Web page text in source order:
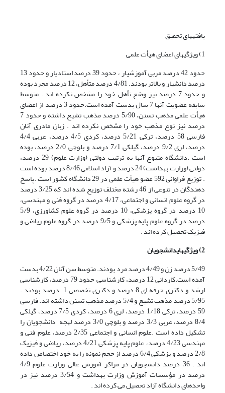
یافته­های تحقیق
1) ویژگی­های اعضای هیأت علمی
حدود 42 درصد مربی آموزشیار ، حدود 39 درصد استادیار و حدود 13
درصد دانشیار و بالاتر بودند. 4/81 درصد متأهل، 12 درصد مجرد بوده
و حدود 7 درصد نیز وضع تأهل خود را مشخص نکرده اند . متوسط
سابقه عضویت آنها 7 سال بدست آمده است.حدود 3 درصد از اعضای
هیأت علمی مذهب تسنن، 5/90 درصد مذهب تشیع داشته و حدود 7
درصد نیز نوع مذهب خود را مشخص نکرده اند . زبان مادری آنان
فارسی 58 درصد، ترکی 5/21 درصد، کردی 4/5 درصد، عربی 4/4
درصد، لری 9/2 درصد، گیلکی 7/1 درصد و بلوچی 2/0 درصد، بوده
است .دانشگاه متبوع آنها به ترتیب دولتی (وزارت علوم) 29 درصد،
دولتی (وزارت بهداشت) 24 درصد و آزاد اسلامی 8/46 درصد بوده است
. توزیع فراوانی 592 عضو هیأت علمی در 29 دانشگاه کشور است .پاسخ
دهندگان در تنوعی از 46 رشته مختلف توزیع شده اند که 3/25 درصد
در گروه علوم انسانی و اجتماعی، 4/17 درصد در گروه فنی و مهندسی،
10 درصد در گروه پزشکی، 10 درصد در گروه علوم کشاورزی، 5/9
درصد در گروه علوم پایه پزشکی و 9/5 درصد در گروه علوم ریاضی و
فیزیک تحصیل کرده اند .
2) ویژگیهایدانشجویان
5/49 درصد زن و 4/49 درصد مرد بودند. متوسط سن آنان 4/22 بدست
آمده است.کاردانی 12 درصد، کارشناسی حدود 79 درصد، کارشناسی
ارشد و دکتری حرفه ای 8 درصد و دکتری تخصصی 1 درصد بودند .
5/95 درصد مذهب تشیع و 5/4 درصد مذهب تسنن داشته اند. فارسی
59 درصد، ترکی 1/18 درصد، لری 6 درصد، کردی 7/5 درصد، گیلکی
8/4 درصد، عربی 3/3 درصد و بلوچی 3/0 درصد لهجه دانشجویان را
تشکیل داده است .علوم انسانی و اجتماعی 2/35 درصد، علوم فنی و
مهندسی 4/23 درصد، علوم پایه پزشکی 4/21 درصد، ریاضی و فیزیک
2/8 درصد و پزشکی 6/4 درصد از حجم نمونه را به خود اختصاص داده
اند . 36 درصد دانشجویان در مراکز آموزش عالی وزارت علوم 4/9
درصد در مؤسسات آموزش وزارت بهداشت و 3/54 درصد نیز در
واحدهای دانشگاه آزاد تحصیل می کرده اند .